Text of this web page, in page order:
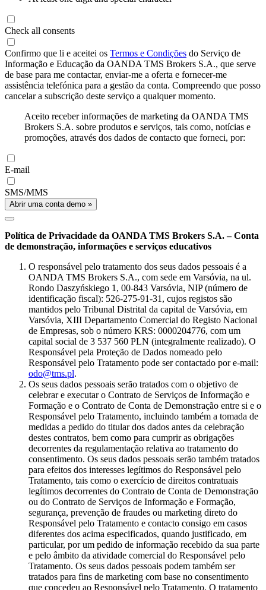
Check all consents
Confirmo que li e aceitei os Termos e Condições do Serviço de
Informação e Educação da OANDA TMS Brokers S.A., que serve
de base para me contactar, enviar-me a oferta e fornecer-me
assistência telefónica para a gestão da conta. Compreendo que posso
cancelar a subscrição deste serviço a qualquer momento.
Aceito receber informações de marketing da OANDA TMS
Brokers S.A. sobre produtos e serviços, tais como, notícias e
promoções, através dos dados de contacto que forneci, por:
E-mail
SMS/MMS
Abrir uma conta demo »
Política de Privacidade da OANDA TMS Brokers S.A. – Conta
de demonstração, informações e serviços educativos
O responsável pelo tratamento dos seus dados pessoais é a
OANDA TMS Brokers S.A., com sede em Varsóvia, na ul.
Rondo Daszyńskiego 1, 00-843 Varsóvia, NIP (número de
identificação fiscal): 526-275-91-31, cujos registos são
mantidos pelo Tribunal Distrital da capital de Varsóvia, em
Varsóvia, XIII Departamento Comercial do Registo Nacional
de Empresas, sob o número KRS: 0000204776, com um
capital social de 3 537 560 PLN (integralmente realizado). O
Responsável pela Proteção de Dados nomeado pelo
Responsável pelo Tratamento pode ser contactado por e-mail:
odo@tms.pl.
Os seus dados pessoais serão tratados com o objetivo de
celebrar e executar o Contrato de Serviços de Informação e
Formação e o Contrato de Conta de Demonstração entre si e o
Responsável pelo Tratamento, incluindo também a tomada de
medidas a pedido do titular dos dados antes da celebração
destes contratos, bem como para cumprir as obrigações
decorrentes da regulamentação relativa ao tratamento do
consentimento. Os seus dados pessoais serão também tratados
para efeitos dos interesses legítimos do Responsável pelo
Tratamento, tais como o exercício de direitos contratuais
legítimos decorrentes do Contrato de Conta de Demonstração
ou do Contrato de Serviços de Informação e Formação,
segurança, prevenção de fraudes ou marketing direto do
Responsável pelo Tratamento e contacto consigo em casos
diferentes dos acima especificados, quando justificado, em
particular, por um pedido de informação recebido da sua parte
e pelo âmbito da atividade comercial do Responsável pelo
Tratamento. Os seus dados pessoais podem também ser
tratados para fins de marketing com base no consentimento
que concedeu ao Responsável pelo Tratamento. O tratamento